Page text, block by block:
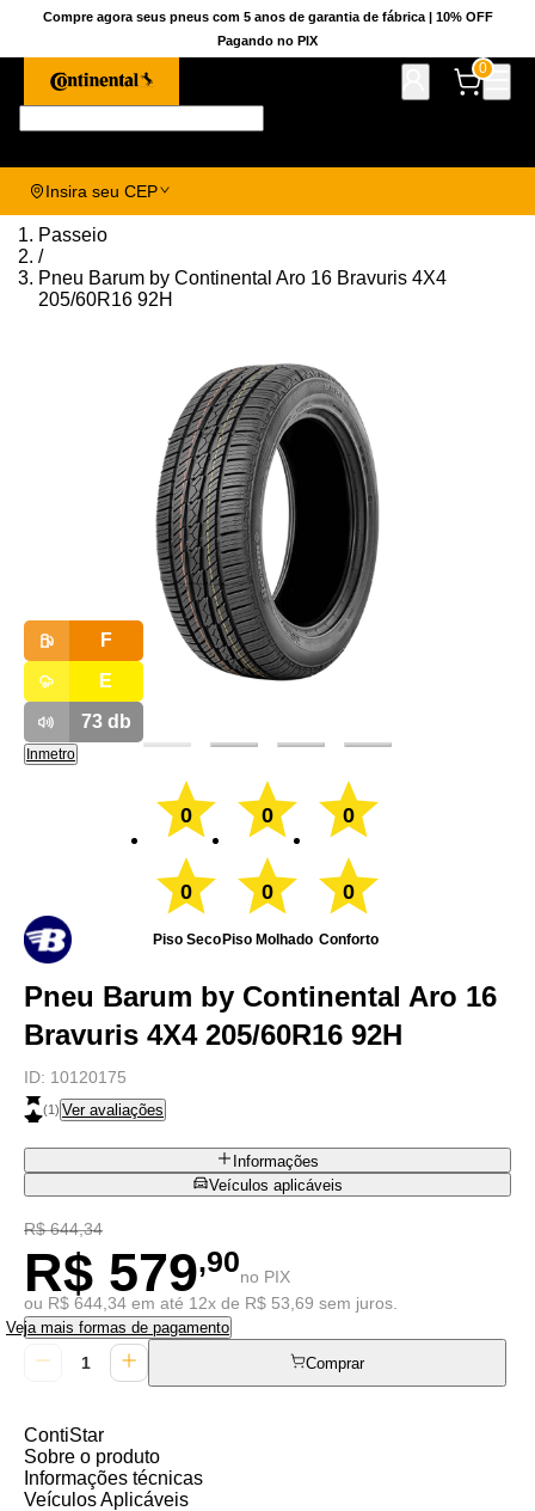
Compre agora seus pneus com 5 anos de garantia de fábrica | 10% OFF
Pagando no PIX
0
Insira seu CEP
Passeio
/
Pneu Barum by Continental Aro 16 Bravuris 4X4
205/60R16 92H
F
E
73db
Inmetro
0
0
Piso Seco
0
0
Piso Molhado
0
0
Conforto
Pneu Barum by Continental Aro 16
Bravuris 4X4 205/60R16 92H
ID: 10120175
(1) Ver avaliações
Informações
Veículos aplicáveis
R$ 644,34
R$ 579,90no PIX
ou R$ 644,34 em até 12x de R$ 53,69 sem juros.
Veja mais formas de pagamento
Comprar
ContiStar
Sobre o produto
Informações técnicas
Veículos Aplicáveis